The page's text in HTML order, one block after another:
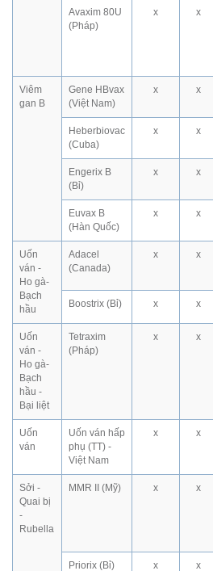
Avaxim 80U
(Pháp)
x x
Viêm
gan B
Gene HBvax
(Việt Nam)
x x
Heberbiovac
(Cuba)
x x
Engerix B
(Bỉ)
x x
Euvax B
(Hàn Quốc)
x x
Uốn
ván -
Ho gà-
Bạch
hầu
Adacel
(Canada)
x x
Boostrix (Bỉ) x x
Uốn
ván -
Ho gà-
Bạch
hầu -
Bại liệt
Tetraxim
(Pháp)
x x
Uốn
ván
Uốn ván hấp
phụ (TT) -
Việt Nam
x x
Sởi -
Quai bị
-
Rubella
MMR II (Mỹ) x x
Priorix (Bỉ) x x